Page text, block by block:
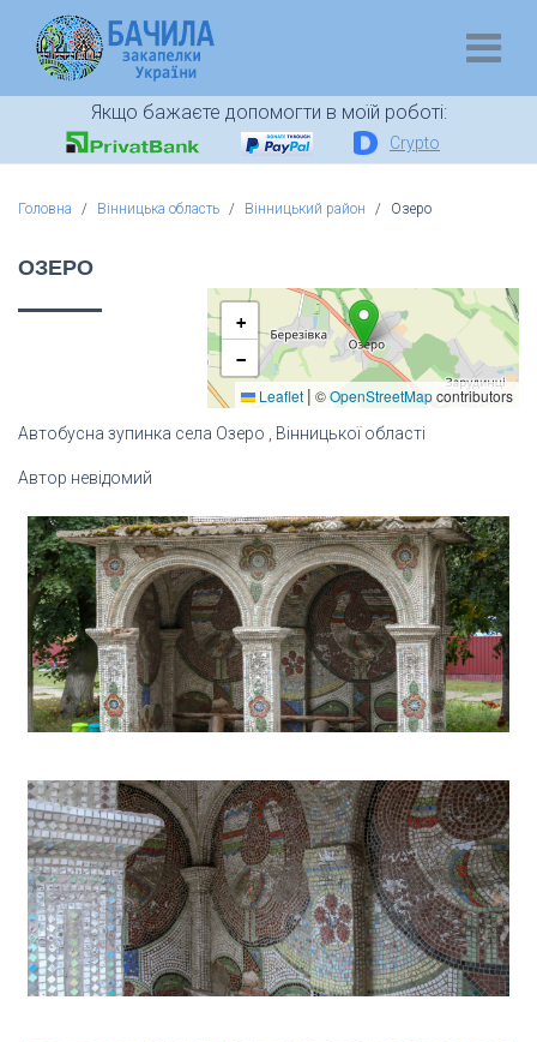
Якщо бажаєте допомогти в моїй роботі:
Crypto
Головна Вінницька область Вінницький район Озеро
ОЗЕРО
+
−
Leaflet | ©OpenStreetMapcontributors
Автобусна зупинка села Озеро , Вінницької області
Автор невідомий